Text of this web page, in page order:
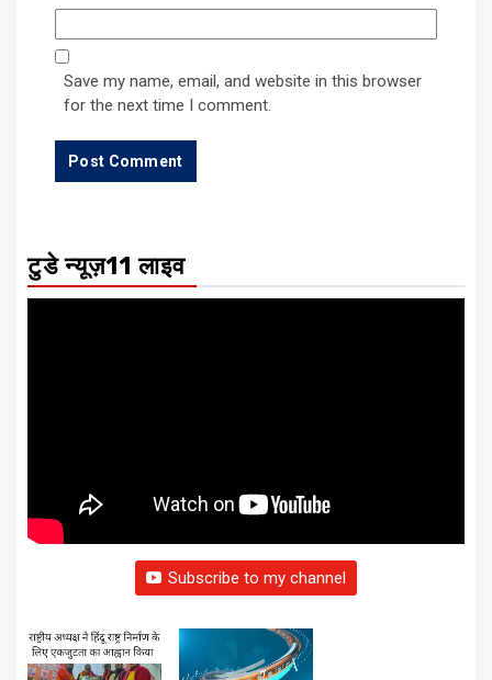
Save my name, email, and website in this browser
for the next time I comment.
टुडे न्यूज़11 लाइव
Subscribe to my channel